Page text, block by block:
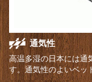
通気性
高温多湿の日本には通
す。通気性のよいベッ